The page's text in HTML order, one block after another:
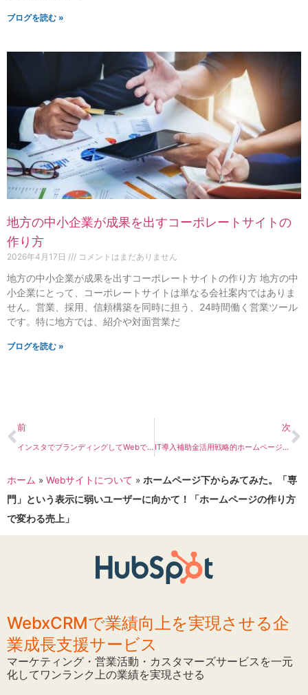
ブログを読む »
地方の中小企業が成果を出すコーポレートサイトの
作り方
2026年4月17日 コメントはまだありません
地方の中小企業が成果を出すコーポレートサイトの作り方 地方の中
小企業にとって、コーポレートサイトは単なる会社案内ではありま
せん。営業、採用、信頼構築を同時に担う、24時間働く営業ツール
です。特に地方では、紹介や対面営業だ
ブログを読む »
前
インスタでブランディングしてWebで売上UP
次
IT導入補助金活用戦略的ホームページ制作
ホーム » Webサイトについて » ホームページ下からみてみた。「専
門」という表示に弱いユーザーに向かて！「ホームページの作り方
で変わる売上」
WebxCRMで業績向上を実現させる企
業成長支援サービス
マーケティング・営業活動・カスタマーズサービスを一元
化してワンランク上の業績を実現させる